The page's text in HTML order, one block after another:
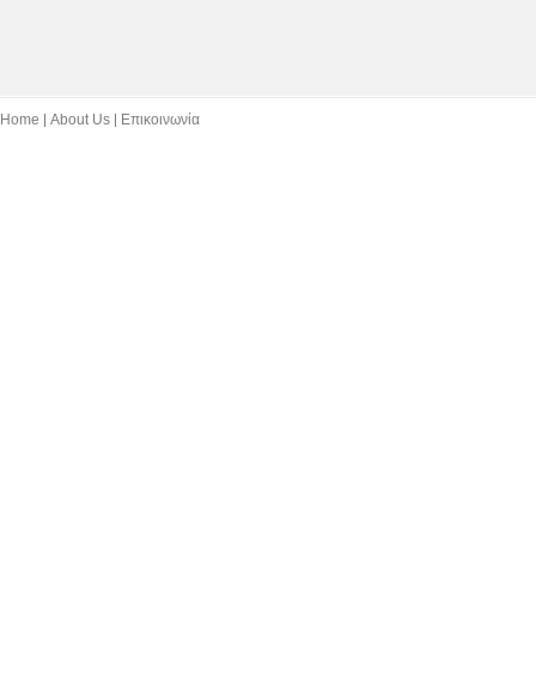
Home About Us Επικοινωνία